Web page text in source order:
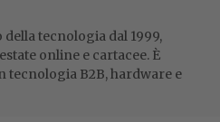
tecnologia dal 1999,
online e cartacee. È
tecnologia B2B, hardware e